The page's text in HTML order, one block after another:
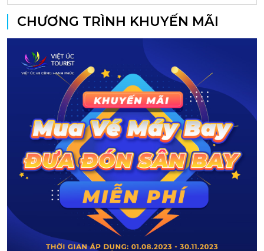
CHƯƠNG TRÌNH KHUYẾN MÃI